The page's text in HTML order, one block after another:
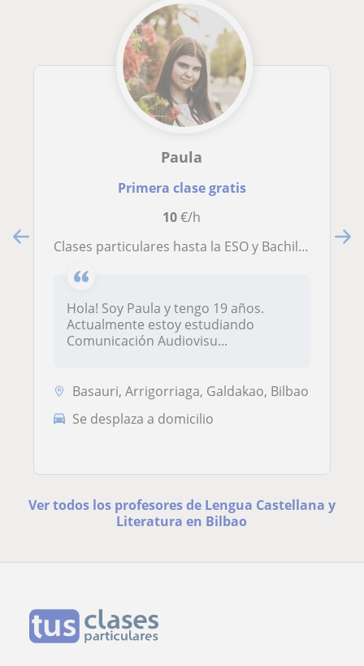
Paula
Primera clase gratis
10€/h
Clases particulares hasta la ESO y Bachillerato de Humanidades
Hola! Soy Paula y tengo 19 años.
Actualmente estoy estudiando
Comunicación Audiovisu...
Basauri, Arrigorriaga, Galdakao, Bilbao
Se desplaza a domicilio
Ver todos los profesores de Lengua Castellana y
Literatura en Bilbao